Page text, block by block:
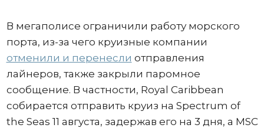
В мегаполисе ограничили работу морского
порта, из-за чего круизные компании
отменили и перенесли отправления
лайнеров, также закрыли паромное
сообщение. В частности, Royal Caribbean
собирается отправить круиз на Spectrum of
the Seas 11 августа, задержав его на 3 дня, а MSC